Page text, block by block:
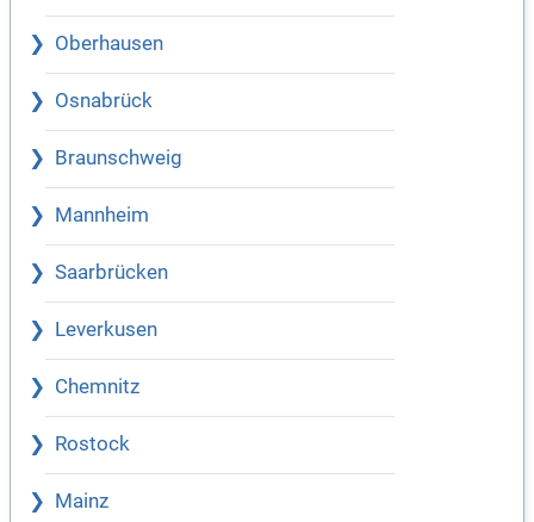
Oberhausen
Osnabrück
Braunschweig
Mannheim
Saarbrücken
Leverkusen
Chemnitz
Rostock
Mainz